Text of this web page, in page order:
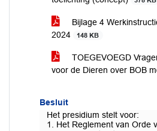
Bijlage 4
2024
148 KB
TOEGEVOEGD
voor de Dieren over BOB
Besluit
Het presidium stelt voor:
1. Het Reglement van Orde